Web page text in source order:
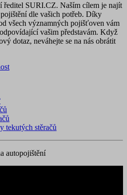
ředitel SURI.CZ. Naším cílem je najít
dle vašich potřeb. Díky
všech významných pojišťoven vám
vašim představám. Když
dotaz, neváhejte se na nás obrátit
tekutých stěračů
autopojištění